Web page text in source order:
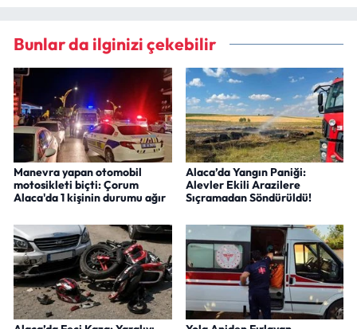
Bunlar da ilginizi çekebilir
Manevra yapan otomobil
motosikleti biçti: Çorum
Alaca'da 1 kişinin durumu ağır
Alaca’da Yangın Paniği:
Alevler Ekili Arazilere
Sıçramadan Söndürüldü!